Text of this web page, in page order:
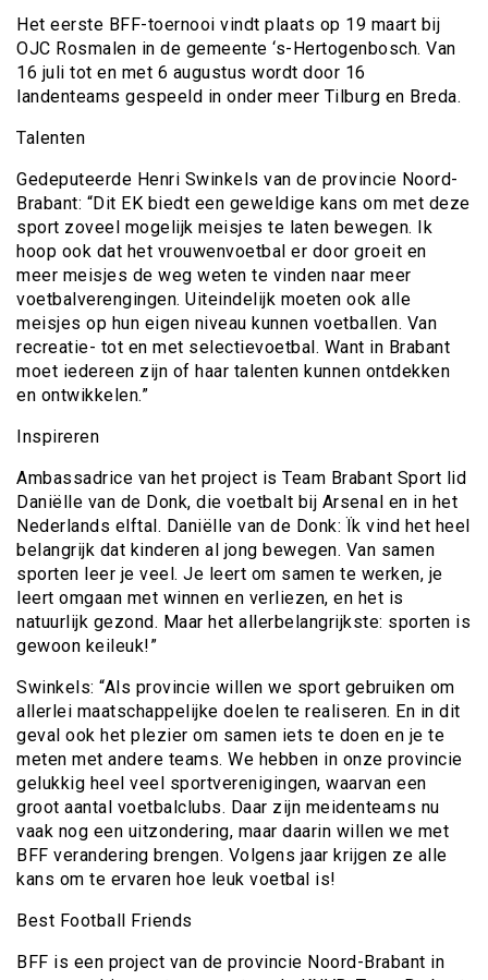
Het eerste BFF-toernooi vindt plaats op 19 maart bij
OJC Rosmalen in de gemeente ‘s-Hertogenbosch. Van
16 juli tot en met 6 augustus wordt door 16
landenteams gespeeld in onder meer Tilburg en Breda.
Talenten
Gedeputeerde Henri Swinkels van de provincie Noord-
Brabant: “Dit EK biedt een geweldige kans om met deze
sport zoveel mogelijk meisjes te laten bewegen. Ik
hoop ook dat het vrouwenvoetbal er door groeit en
meer meisjes de weg weten te vinden naar meer
voetbalverengingen. Uiteindelijk moeten ook alle
meisjes op hun eigen niveau kunnen voetballen. Van
recreatie- tot en met selectievoetbal. Want in Brabant
moet iedereen zijn of haar talenten kunnen ontdekken
en ontwikkelen.”
Inspireren
Ambassadrice van het project is Team Brabant Sport lid
Daniëlle van de Donk, die voetbalt bij Arsenal en in het
Nederlands elftal. Daniëlle van de Donk: Ïk vind het heel
belangrijk dat kinderen al jong bewegen. Van samen
sporten leer je veel. Je leert om samen te werken, je
leert omgaan met winnen en verliezen, en het is
natuurlijk gezond. Maar het allerbelangrijkste: sporten is
gewoon keileuk!”
Swinkels: “Als provincie willen we sport gebruiken om
allerlei maatschappelijke doelen te realiseren. En in dit
geval ook het plezier om samen iets te doen en je te
meten met andere teams. We hebben in onze provincie
gelukkig heel veel sportverenigingen, waarvan een
groot aantal voetbalclubs. Daar zijn meidenteams nu
vaak nog een uitzondering, maar daarin willen we met
BFF verandering brengen. Volgens jaar krijgen ze alle
kans om te ervaren hoe leuk voetbal is!
Best Football Friends
BFF is een project van de provincie Noord-Brabant in